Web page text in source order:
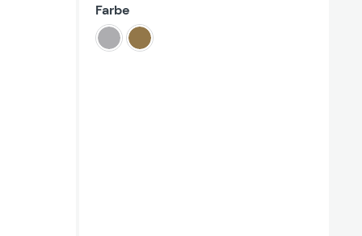
Farbeauswählen
silberbronze